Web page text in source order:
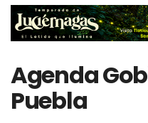
Agenda
Puebla